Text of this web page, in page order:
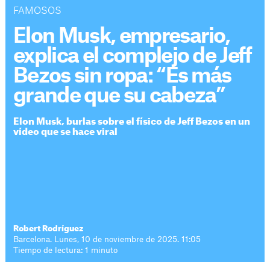
FAMOSOS
Elon Musk, empresario,
explica el complejo de Jeff
Bezos sin ropa: “Es más
grande que su cabeza”
Elon Musk, burlas sobre el físico de Jeff Bezos en un
vídeo que se hace viral
Robert Rodríguez
Barcelona. Lunes, 10 de noviembre de 2025. 11:05
Tiempo de lectura: 1 minuto